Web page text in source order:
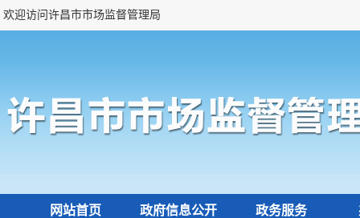
欢迎访问许昌市市场监督管理局
网站首页 政府信息公开 政务服务